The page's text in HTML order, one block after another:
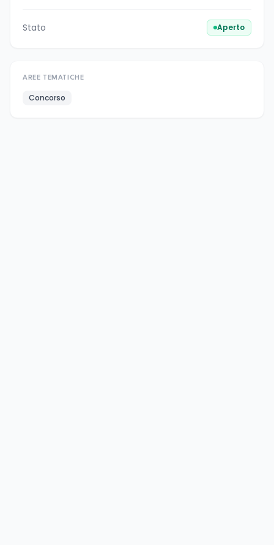
Stato Aperto
AREE TEMATICHE
Concorso